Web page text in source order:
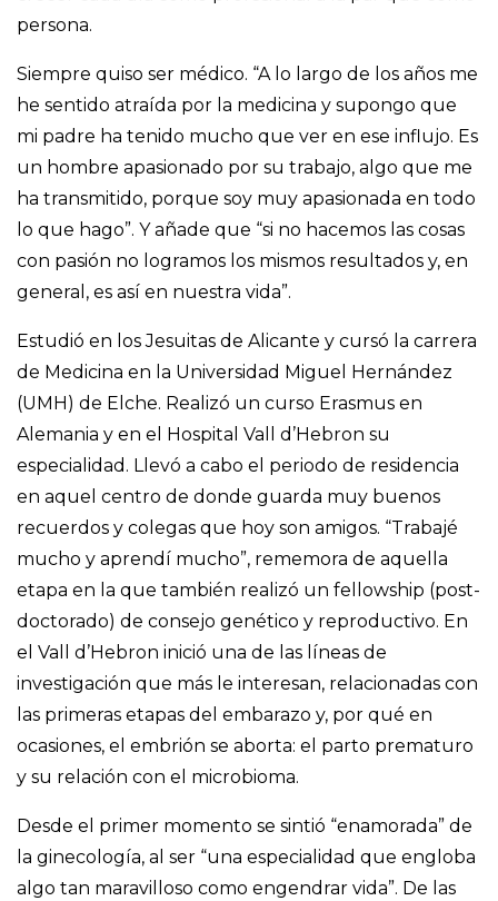
persona.
Siempre quiso ser médico. “A lo largo de los años me
he sentido atraída por la medicina y supongo que
mi padre ha tenido mucho que ver en ese influjo. Es
un hombre apasionado por su trabajo, algo que me
ha transmitido, porque soy muy apasionada en todo
lo que hago”. Y añade que “si no hacemos las cosas
con pasión no logramos los mismos resultados y, en
general, es así en nuestra vida”.
Estudió en los Jesuitas de Alicante y cursó la carrera
de Medicina en la Universidad Miguel Hernández
(UMH) de Elche. Realizó un curso Erasmus en
Alemania y en el Hospital Vall d’Hebron su
especialidad. Llevó a cabo el periodo de residencia
en aquel centro de donde guarda muy buenos
recuerdos y colegas que hoy son amigos. “Trabajé
mucho y aprendí mucho”, rememora de aquella
etapa en la que también realizó un fellowship (post-
doctorado) de consejo genético y reproductivo. En
el Vall d’Hebron inició una de las líneas de
investigación que más le interesan, relacionadas con
las primeras etapas del embarazo y, por qué en
ocasiones, el embrión se aborta: el parto prematuro
y su relación con el microbioma.
Desde el primer momento se sintió “enamorada” de
la ginecología, al ser “una especialidad que engloba
algo tan maravilloso como engendrar vida”. De las